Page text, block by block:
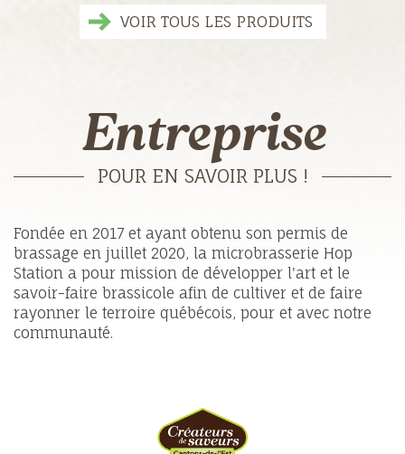
VOIR TOUS LES PRODUITS
Entreprise
POUR EN SAVOIR PLUS !
Fondée en 2017 et ayant obtenu son permis de
brassage en juillet 2020, la microbrasserie Hop
Station a pour mission de développer l'art et le
savoir-faire brassicole afin de cultiver et de faire
rayonner le terroire québécois, pour et avec notre
communauté.